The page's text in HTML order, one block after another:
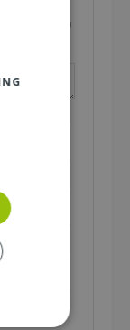
niet over
bestelling. U
product,